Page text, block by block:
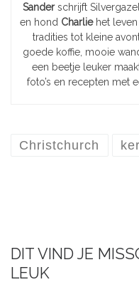
Sanderschrijft
en hond Charliehet leven
tradities tot kleine
goede koffie, mooie
een beetje leuker
foto’s en recepten met
Christchurch
DIT VIND JE
LEUK